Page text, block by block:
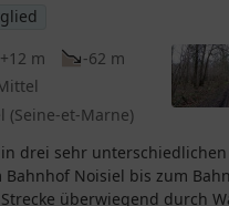
sind. Die
befindet sich am
liegen auch
die Kirche von
geöffnet ist und
ist.Die Karte
Gebiete,
dieser
verläuft die
+12 m
-62 m
(Seine-et-Marne)
drei sehr unterschiedlichen
Bahnhof Noisiel bis zum
überwiegend durch